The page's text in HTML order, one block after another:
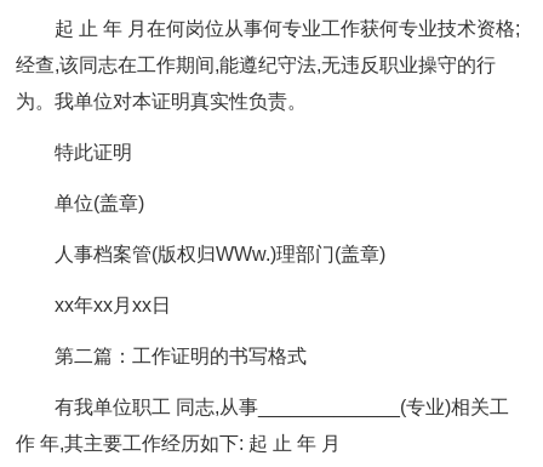
起 止 年 月在何岗位从事何专业工作获何专业技术资格;
经查,该同志在工作期间,能遵纪守法,无违反职业操守的行
为。我单位对本证明真实性负责。
特此证明
单位(盖章)
人事档案管(版权归WWw.)理部门(盖章)
xx年xx月xx日
第二篇：工作证明的书写格式
有我单位职工 同志,从事_____________(专业)相关工
作 年,其主要工作经历如下: 起 止 年 月